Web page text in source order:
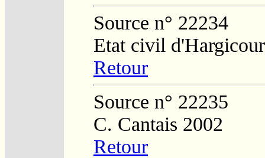
Source n° 22234
Etat civil
Retour
Source n° 22235
C. Cantais 2002
Retour